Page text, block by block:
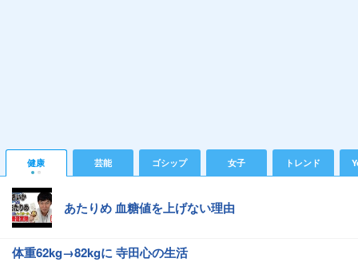
健康 芸能 ゴシップ 女子 トレンド
あたりめ 血糖値を上げない理由
体重62kg→82kgに 寺田心の生活